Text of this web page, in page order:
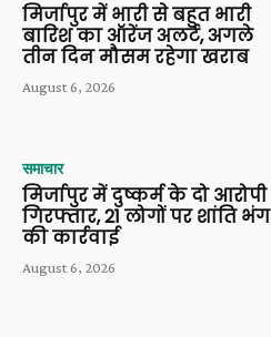
मिर्जापुर में भारी से बहुत भारी
बारिश का ऑरेंज अलर्ट, अगले
तीन दिन मौसम रहेगा खराब
August 6, 2026
समाचार
मिर्जापुर में दुष्कर्म के दो आरोपी
गिरफ्तार, 21 लोगों पर शांति भंग
की कार्रवाई
August 6, 2026